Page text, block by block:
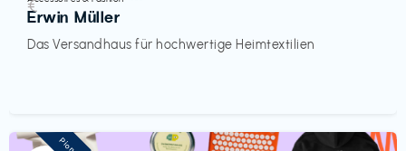
Erwin Müller
Das Versandhaus für hochwertige Heimtextilien
€‎